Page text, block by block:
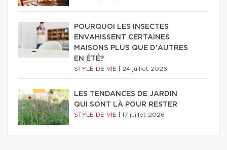
POURQUOI LES INSECTES
ENVAHISSENT CERTAINES
MAISONS PLUS QUE D'AUTRES
EN ÉTÉ?
STYLE DE VIE 24 juillet 2026
LES TENDANCES DE JARDIN
QUI SONT LÀ POUR RESTER
STYLE DE VIE 17 juillet 2026